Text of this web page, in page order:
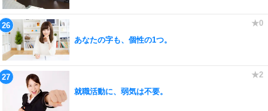
あなたの字も、個性の1つ。
就職活動に、弱気は不要。